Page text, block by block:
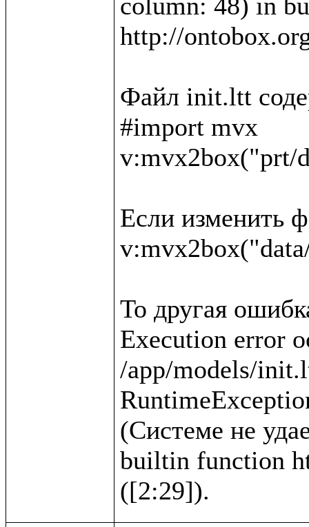
http://
Файл init.ltt
#import mvx
v:mvx2box("prt/
Если изменить
То другая
Execution error
/app/models/
(Системе не
builtin function